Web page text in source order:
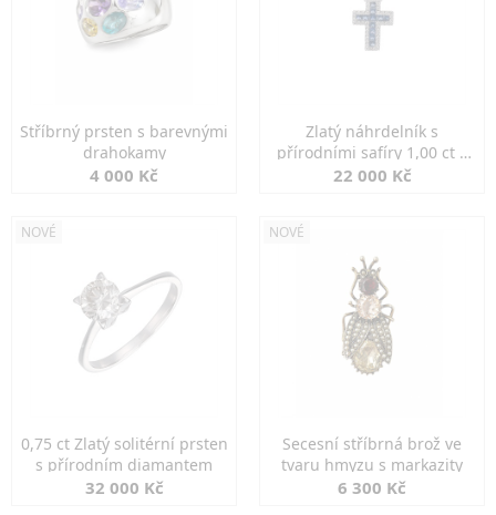
Stříbrný prsten s barevnými
drahokamy
4 000 Kč
Zlatý náhrdelník s
přírodními safíry 1,00 ct a
diamanty
22 000 Kč
NOVÉ
0,75 ct Zlatý solitérní prsten
s přírodním diamantem
32 000 Kč
NOVÉ
Secesní stříbrná brož ve
tvaru hmyzu s markazity
6 300 Kč